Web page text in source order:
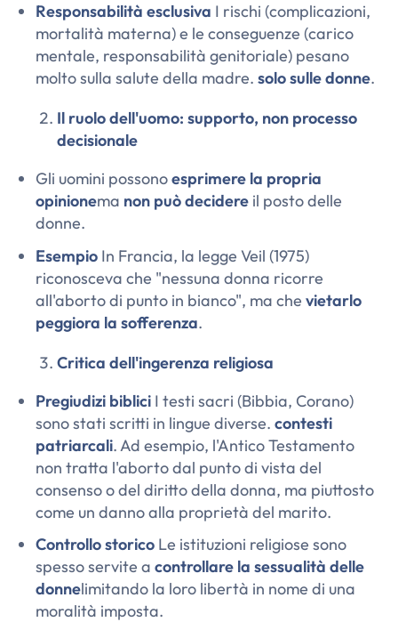
Responsabilità esclusiva I rischi (complicazioni,
mortalità materna) e le conseguenze (carico
mentale, responsabilità genitoriale) pesano
molto sulla salute della madre. solo sulle donne.
Il ruolo dell'uomo: supporto, non processo
decisionale
Gli uomini possonoesprimere la propria
opinionema non può decidere il posto delle
donne.
Esempio In Francia, la legge Veil (1975)
riconosceva che "nessuna donna ricorre
all'aborto di punto in bianco", ma che vietarlo
peggiora la sofferenza.
Critica dell'ingerenza religiosa
Pregiudizi biblici I testi sacri (Bibbia, Corano)
sono stati scritti in lingue diverse. contesti
patriarcali. Ad esempio, l'Antico Testamento
non tratta l'aborto dal punto di vista del
consenso o del diritto della donna, ma piuttosto
come un danno alla proprietà del marito.
Controllo storico Le istituzioni religiose sono
spesso servite a controllare la sessualità delle
donnelimitando la loro libertà in nome di una
moralità imposta.